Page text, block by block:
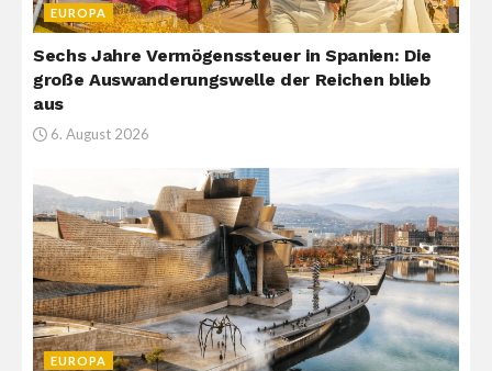
EUROPA
Sechs Jahre Vermögenssteuer in Spanien: Die
große Auswanderungswelle der Reichen blieb
aus
6. August 2026
EUROPA